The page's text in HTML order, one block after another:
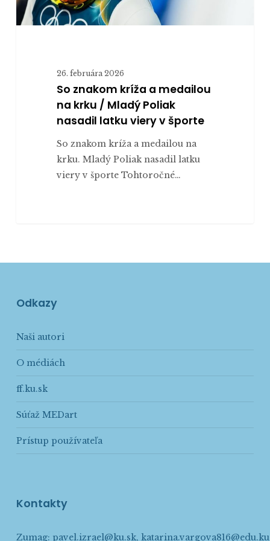
Poliak
26. februára 2026
So znakom kríža a medailou
na krku / Mladý Poliak
nasadil latku viery v športe
So znakom kríža a medailou na
krku. Mladý Poliak nasadil latku
viery v športe Tohtoročné…
Odkazy
Naši autori
O médiách
ff.ku.sk
Súťaž MEDart
Prístup používateľa
Kontakty
Zumag: pavel.izrael@ku.sk,